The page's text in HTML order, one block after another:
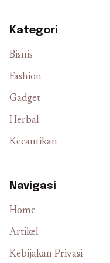
Kategori
Bisnis
Fashion
Gadget
Herbal
Kecantikan
Navigasi
Home
Artikel
Kebijakan Privasi